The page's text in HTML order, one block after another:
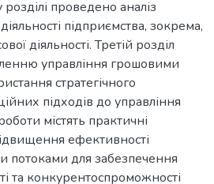
проведено аналіз
підприємства, зокрема,
діяльності. Третій розділ
управління грошовими
стратегічного
підходів до управління
містять практичні
ефективності
потоками для забезпечення
та конкурентоспроможності